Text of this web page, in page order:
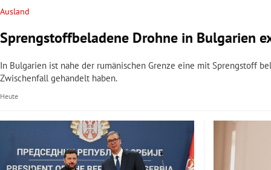
Ausland
Sprengstoffbeladene Drohne in Bulgarien
In Bulgarien ist nahe der rumänischen Grenze eine mit Sprengstoff
Zwischenfall gehandelt haben.
Heute